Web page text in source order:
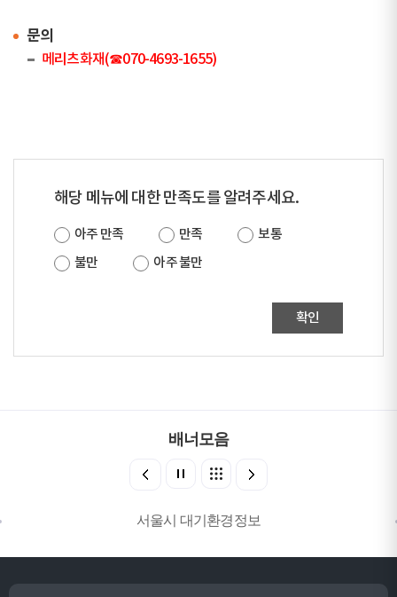
문의
메리츠화재(☎070-4693-1655)
해당 메뉴에 대한 만족도를 알려주세요.
아주 만족 만족
보통
불만
아주 불만
확인
배너모음
서울시 대기환경정보